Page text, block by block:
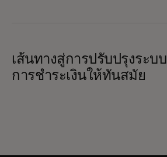
เส้นทางสู่การปรับปรุงระบบ
การชำระเงินให้ทันสมัย